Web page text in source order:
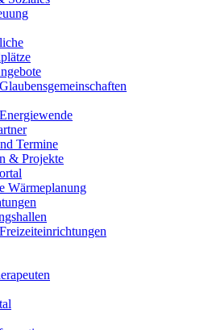
Termine
& Projekte
Wärmeplanung